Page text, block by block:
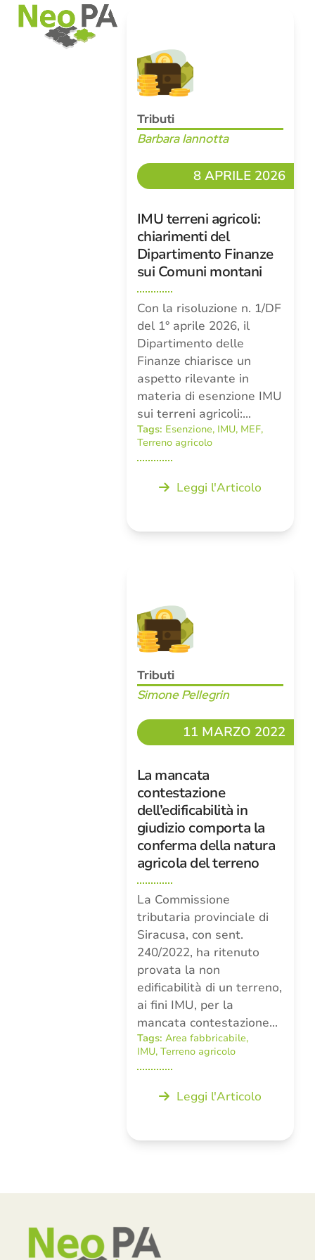
SkipOpen
mobile
menu
Close
mobile
menu
Tributi
Barbara Iannotta
8 APRILE 2026
IMU terreni agricoli:
chiarimenti del
Dipartimento Finanze
sui Comuni montani
Con la risoluzione n. 1/DF
del 1° aprile 2026, il
Dipartimento delle
Finanze chiarisce un
aspetto rilevante in
materia di esenzione IMU
sui terreni agricoli:…
Tags: Esenzione, IMU, MEF,
Terreno agricolo
Leggi l'Articolo
Tributi
Simone Pellegrin
11 MARZO 2022
La mancata
contestazione
dell’edificabilità in
giudizio comporta la
conferma della natura
agricola del terreno
La Commissione
tributaria provinciale di
Siracusa, con sent.
240/2022, ha ritenuto
provata la non
edificabilità di un terreno,
ai fini IMU, per la
mancata contestazione…
Tags: Area fabbricabile,
IMU, Terreno agricolo
Leggi l'Articolo